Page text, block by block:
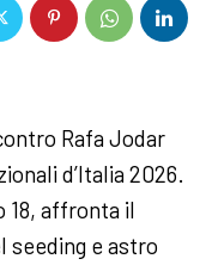
Rafa Jodar
d’Italia 2026.
18, affronta il
seeding e astro